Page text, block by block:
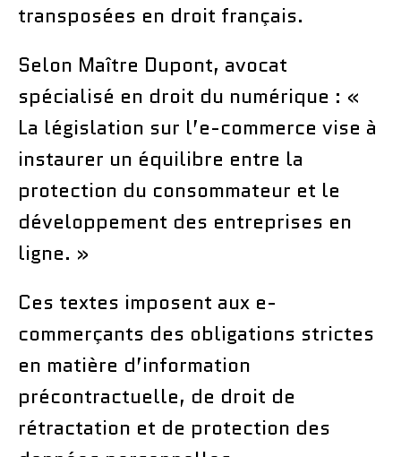
transposées en droit français.
Selon Maître Dupont, avocat
spécialisé en droit du numérique : «
La législation sur l’e-commerce vise à
instaurer un équilibre entre la
protection du consommateur et le
développement des entreprises en
ligne. »
Ces textes imposent aux e-
commerçants des obligations strictes
en matière d’information
précontractuelle, de droit de
rétractation et de protection des